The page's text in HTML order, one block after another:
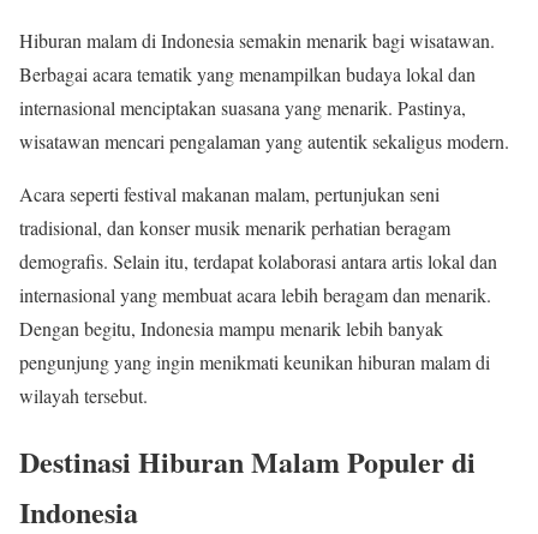
Hiburan malam di Indonesia semakin menarik bagi wisatawan.
Berbagai acara tematik yang menampilkan budaya lokal dan
internasional menciptakan suasana yang menarik. Pastinya,
wisatawan mencari pengalaman yang autentik sekaligus modern.
Acara seperti festival makanan malam, pertunjukan seni
tradisional, dan konser musik menarik perhatian beragam
demografis. Selain itu, terdapat kolaborasi antara artis lokal dan
internasional yang membuat acara lebih beragam dan menarik.
Dengan begitu, Indonesia mampu menarik lebih banyak
pengunjung yang ingin menikmati keunikan hiburan malam di
wilayah tersebut.
Destinasi Hiburan Malam Populer di
Indonesia